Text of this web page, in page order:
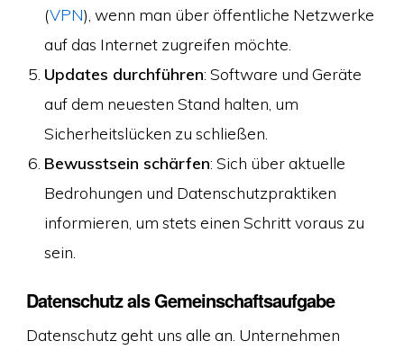
(VPN), wenn man über öffentliche Netzwerke
auf das Internet zugreifen möchte.
Updates durchführen: Software und Geräte
auf dem neuesten Stand halten, um
Sicherheitslücken zu schließen.
Bewusstsein schärfen: Sich über aktuelle
Bedrohungen und Datenschutzpraktiken
informieren, um stets einen Schritt voraus zu
sein.
Datenschutz als Gemeinschaftsaufgabe
Datenschutz geht uns alle an. Unternehmen